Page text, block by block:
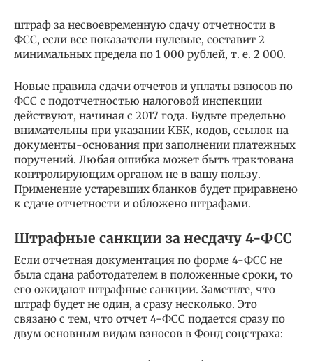
штраф за несвоевременную сдачу отчетности в
ФСС, если все показатели нулевые, составит 2
минимальных предела по 1 000 рублей, т. е. 2 000.
Новые правила сдачи отчетов и уплаты взносов по
ФСС с подотчетностью налоговой инспекции
действуют, начиная с 2017 года. Будьте предельно
внимательны при указании КБК, кодов, ссылок на
документы-основания при заполнении платежных
поручений. Любая ошибка может быть трактована
контролирующим органом не в вашу пользу.
Применение устаревших бланков будет приравнено
к сдаче отчетности и обложено штрафами.
Штрафные санкции за несдачу 4-ФСС
Если отчетная документация по форме 4-ФСС не
была сдана работодателем в положенные сроки, то
его ожидают штрафные санкции. Заметьте, что
штраф будет не один, а сразу несколько. Это
связано с тем, что отчет 4-ФСС подается сразу по
двум основным видам взносов в Фонд соцстраха: